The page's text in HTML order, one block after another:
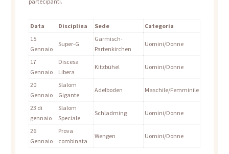
Data Disciplina Sede
Categoria
15
Gennaio
Super-G
Garmisch-
Partenkirchen
Uomini/Donne
17
Gennaio
Discesa
Libera
Kitzbühel Uomini/Donne
20
Gennaio
Slalom
Gigante
Adelboden Maschile/Femminile
23 di
gennaio
Slalom
Speciale
Schladming Uomini/Donne
26
Gennaio
Prova
combinata
Wengen Uomini/Donne